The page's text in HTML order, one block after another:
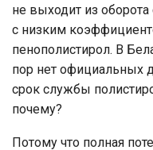
не выходит из
с низким
пенополистирол. В
пор нет официальных
срок службы
почему?
Потому что полная